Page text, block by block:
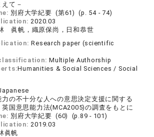
えて－
別府大学紀要 (第61) (p. 54 - 74)
2020.03
眞帆，織原保尚，日和恭世
Research paper (scientific
Multiple Authorship
Humanities & Social Sciences / Social
力の不十分な人への意思決定支援に関する
国意思能力法(MCA2005)の調査をもとに
別府大学紀要 (60) (p.89 - 101)
2019.03
眞帆